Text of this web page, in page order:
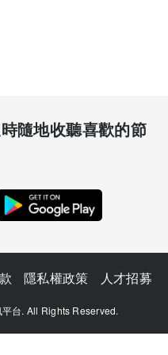
隨地收聽喜歡的節
隱私權政策 人才招募
台. All Rights Reserved.